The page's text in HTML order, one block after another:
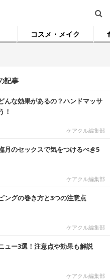
コスメ・メイク
記事
んな効果があるの？ハンドマッサ
！
ケアクル編集部
月のセックスで気をつけるべき5
ケアクル編集部
ングの巻き方と3つの注意点
ケアクル編集部
ュー3選！注意点や効果も解説
ケアクル編集部